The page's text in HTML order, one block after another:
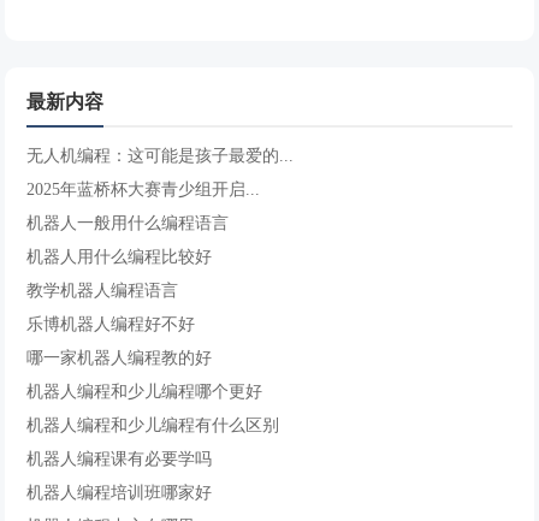
最新内容
无人机编程：这可能是孩子最爱的...
2025年蓝桥杯大赛青少组开启...
机器人一般用什么编程语言
机器人用什么编程比较好
教学机器人编程语言
乐博机器人编程好不好
哪一家机器人编程教的好
机器人编程和少儿编程哪个更好
机器人编程和少儿编程有什么区别
机器人编程课有必要学吗
机器人编程培训班哪家好